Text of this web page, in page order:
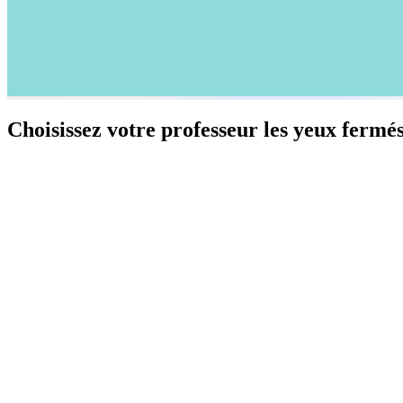
Choisissez votre professeur les yeux